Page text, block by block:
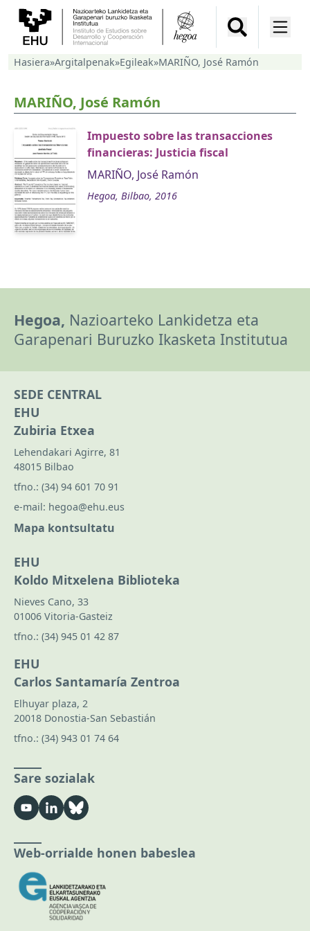
Hasiera»Argitalpenak»Egileak»MARIÑO, José Ramón
MARIÑO, José Ramón
Impuesto sobre las transacciones
financieras: Justicia fiscal
MARIÑO, José Ramón
Hegoa, Bilbao, 2016
Hegoa, Nazioarteko Lankidetza eta
Garapenari Buruzko Ikasketa Institutua
SEDE CENTRAL
EHU
Zubiria Etxea
Lehendakari Agirre, 81
48015 Bilbao
tfno.: (34) 94 601 70 91
e-mail: hegoa@ehu.eus
Mapa kontsultatu
EHU
Koldo Mitxelena Biblioteka
Nieves Cano, 33
01006 Vitoria-Gasteiz
tfno.: (34) 945 01 42 87
EHU
Carlos Santamaría Zentroa
Elhuyar plaza, 2
20018 Donostia-San Sebastián
tfno.: (34) 943 01 74 64
Sare sozialak
Web-orrialde honen babeslea